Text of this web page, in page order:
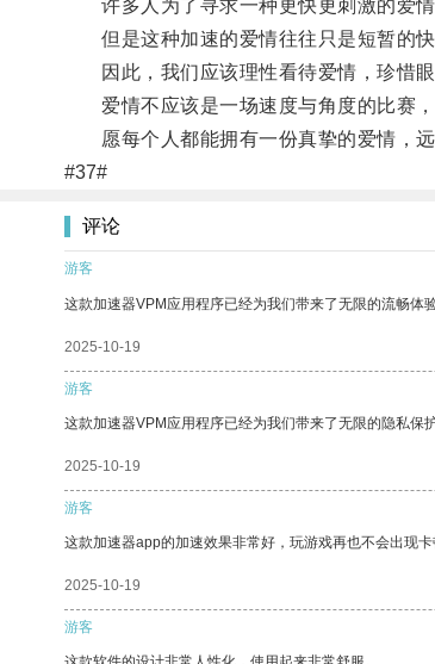
许多人为了寻求一种更快更刺激的爱情
但是这种加速的爱情往往只是短暂的快
因此，我们应该理性看待爱情，珍惜眼
爱情不应该是一场速度与角度的比赛，
愿每个人都能拥有一份真挚的爱情，远
#37#
评论
游客
这款加速器VPM应用程序已经为我们带来了无限的流畅体
2025-10-19
游客
这款加速器VPM应用程序已经为我们带来了无限的隐私保
2025-10-19
游客
这款加速器app的加速效果非常好，玩游戏再也不会出现
2025-10-19
游客